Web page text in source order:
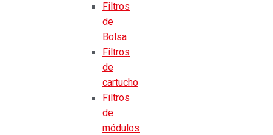
Filtros
de
Bolsa
Filtros
de
cartucho
Filtros
de
módulos